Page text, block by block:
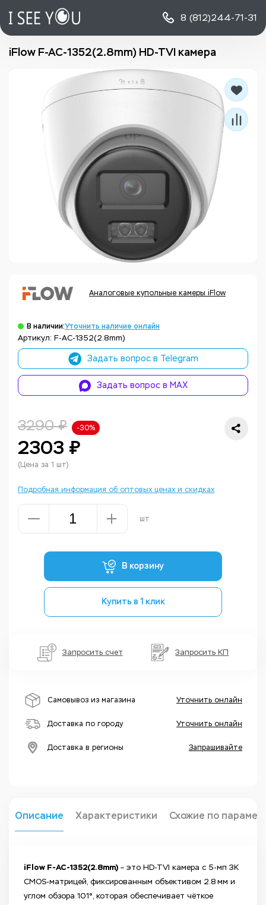
8 (812)244-71-31
iFlow F-AC-1352(2.8mm) HD-TVI камера
Аналоговые купольные камеры iFlow
В наличии:Уточнить наличие онлайн
Артикул: F-AC-1352(2.8mm)
Задать вопрос в Telegram
Задать вопрос в MAX
3290 ₽ -30%
2303 ₽
(Цена за 1 шт)
Подробная информация об оптовых ценах и скидках
шт
В корзину
Купить в 1 клик
Запросить счет Запросить КП
Самовывоз из магазина Уточнить онлайн
Доставка по городу Уточнить онлайн
Доставка в регионы Запрашивайте
Описание Характеристики Схожие по
iFlow F-AC-1352(2.8mm) – это HD-TVI камера с 5‑мп 3K
CMOS‑матрицей, фиксированным объективом 2.8 мм и
углом обзора 101°, которая обеспечивает чёткое